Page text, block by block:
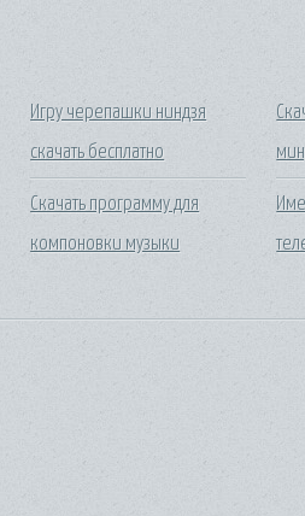
Игру черепашки ниндзя
скачать бесплатно
Скачать программу для
компоновки музыки